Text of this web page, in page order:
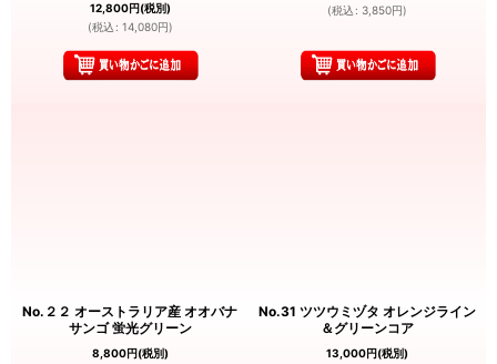
12,800円(税別)
(税込 : 14,080円)
(税込 : 3,850円)
No.２２ オーストラリア産 オオバナ
サンゴ 蛍光グリーン
8,800円(税別)
No.31 ツツウミヅタ オレンジライン
＆グリーンコア
13,000円(税別)